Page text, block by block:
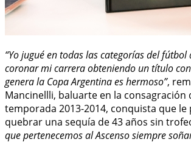
“Yo jugué en todas las categorías del
coronar mi carrera obteniendo un título
genera la Copa Argentina es hermoso”,
Mancinellli, baluarte en la consagración
temporada 2013-2014, conquista que
quebrar una sequía de 43 años sin
que pertenecemos al Ascenso siempre